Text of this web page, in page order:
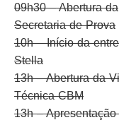
09h30 – Abertura da
Secretaria de Prova
10h – Início da
Stella
13h – Abertura da
Técnica CBM
13h – Apresentação